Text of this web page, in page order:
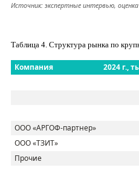
Источник: экспертные интервью, оценка
Таблица 4 . Структура рынка по
Компания 2024 г.,
ООО «АРГОФ-партнер»
ООО «ТЗИТ»
Прочие